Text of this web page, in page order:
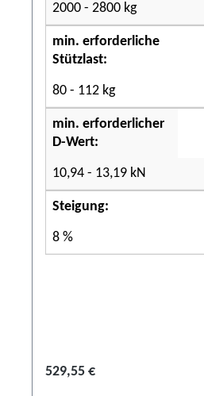
2000 - 2800 kg
min. erforderliche
Stützlast:
80 - 112 kg
min. erforderlicher
D-Wert:
10,94 - 13,19 kN
Steigung:
8 %
529,55 €